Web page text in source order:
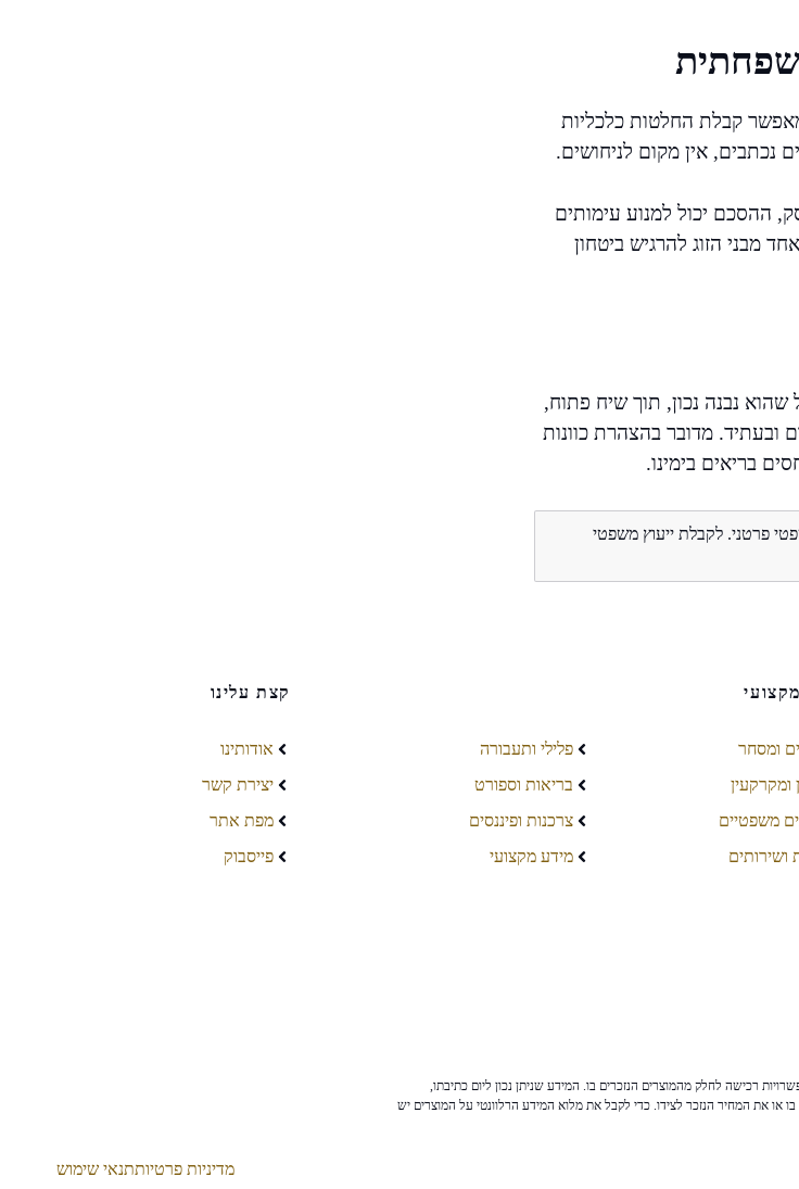
קבלת החלטות כלכליות
נכתבים, אין מקום לניחושים.
ההסכם יכול למנוע עימותים
מבני הזוג להרגיש ביטחון
נבנה נכון, תוך שיח פתוח,
ובעתיד. מדובר בהצהרת כוונות
בריאים בימינו.
פרטני. לקבלת ייעוץ משפטי
ומסחר
ומקרקעין
משפטיים
ושירותים
פלילי ותעבורה
בריאות וספורט
צרכנות ופיננסים
מידע מקצועי
קצת עלינו
אודותינו
יצירת קשר
מפת אתר
פייסבוק
רכישה לחלק מהמוצרים הנזכרים בו. המידע שניתן נכון ליום כתיבתו,
או את המחיר הנזכר לצידו. כדי לקבל את מלוא המידע הרלוונטי על המוצרים יש
מדיניות פרטיותתנאי שימוש